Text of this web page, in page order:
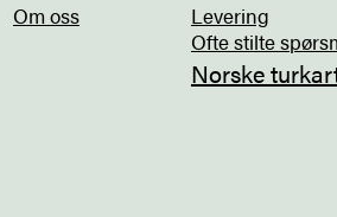
Om oss
Levering
Ofte stilte
Norske